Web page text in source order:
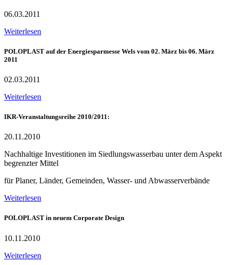
06.03.2011
Weiterlesen
POLOPLAST auf der Energiesparmesse Wels vom 02. März bis 06. März
2011
02.03.2011
Weiterlesen
IKR-Veranstaltungsreihe 2010/2011:
20.11.2010
Nachhaltige Investitionen im Siedlungswasserbau unter dem Aspekt
begrenzter Mittel
für Planer, Länder, Gemeinden, Wasser- und Abwasserverbände
Weiterlesen
POLOPLAST in neuem Corporate Design
10.11.2010
Weiterlesen